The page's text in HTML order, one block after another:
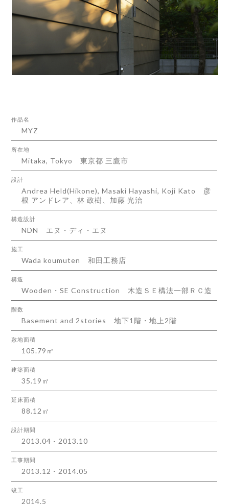
作品名
MYZ
所在地
Mitaka, Tokyo 東京都 三鷹市
設計
Andrea Held(Hikone), Masaki Hayashi, Koji Kato
彦
根 アンドレア、林 政樹、加藤 光治
構造設計
NDN エヌ・ディ・エヌ
施工
Wada koumuten 和田工務店
構造
Wooden・SE Construction 木造ＳＥ構法一部ＲＣ造
階数
Basement and 2stories 地下1階・地上2階
敷地面積
105.79㎡
建築面積
35.19㎡
延床面積
88.12㎡
設計期間
2013.04 - 2013.10
工事期間
2013.12 - 2014.05
竣工
2014.5